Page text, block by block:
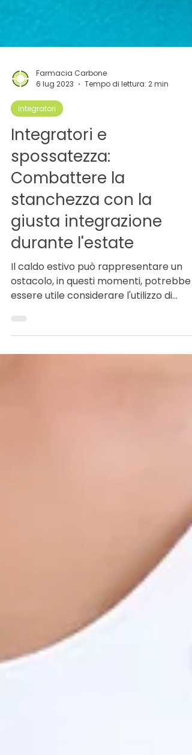
6 lug 2023
Integratori
Integratori e
spossatezza:
Combattere la
stanchezza con la
giusta integrazione
durante l'estate
Il caldo estivo può rappresentare un
ostacolo, in questi momenti, potrebbe
essere utile considerare l'utilizzo di